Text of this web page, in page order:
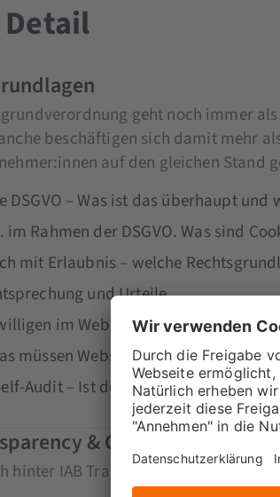
geht noch immer
beschäftigen sich damit mehr
auf den gleichen Stand
DSGVO – Was ist das überhaupt
im Rahmen der DSGVO. Was sind
mit Erlaubnis – welche
und Urteile
im Web
müssen Webseitenbetreuber:innen
Audit – Ist deine Webseite DSGVO-
& Consent
hinter IAB Transparency & Consent